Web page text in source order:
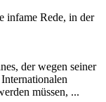
infame Rede, in der
der wegen seiner
müssen, ...